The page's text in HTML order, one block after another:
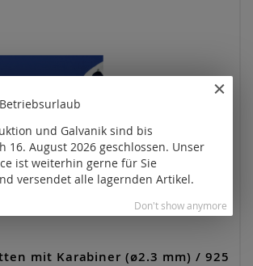
mit Karabiner (ø2.3 mm) / 925
und Galvanik sind bis
16. August 2026 geschlossen. Unser
ist weiterhin gerne für Sie
versendet alle lagernden Artikel.
Don't show anymore